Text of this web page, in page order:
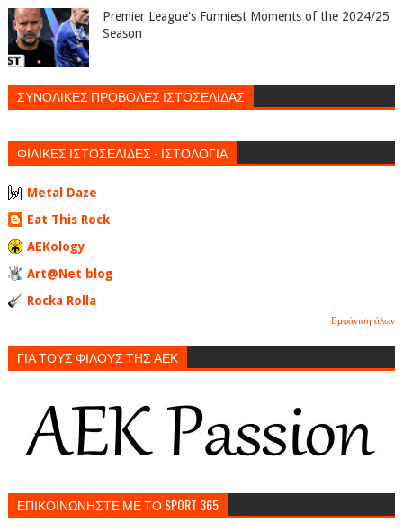
Premier League's Funniest Moments of the 2024/25
Season
ΣΥΝΟΛΙΚΕΣ ΠΡΟΒΟΛΕΣ ΙΣΤΟΣΕΛΙΔΑΣ
ΦΙΛΙΚΕΣ ΙΣΤΟΣΕΛΙΔΕΣ - ΙΣΤΟΛΟΓΙΑ
Metal Daze
Eat This Rock
AEKology
Art@Net blog
Rocka Rolla
Εμφάνιση όλων
ΓΙΑ ΤΟΥΣ ΦΙΛΟΥΣ ΤΗΣ ΑΕΚ
ΕΠΙΚΟΙΝΩΝΗΣΤΕ ΜΕ ΤΟ SPORT 365